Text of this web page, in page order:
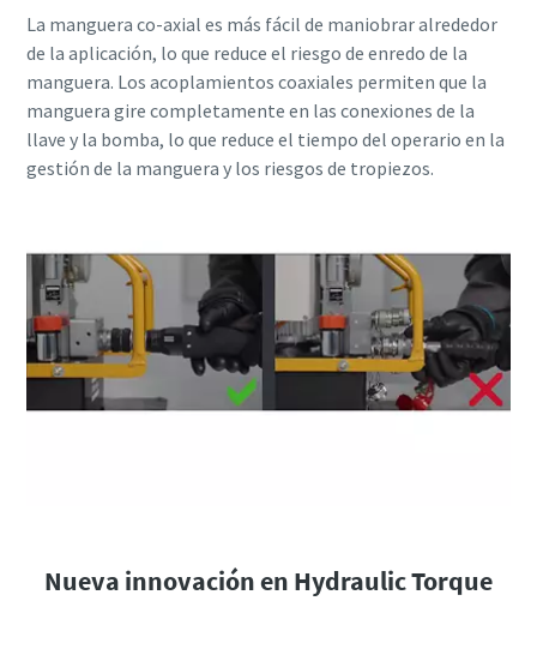
La manguera co-axial es más fácil de maniobrar alrededor
de la aplicación, lo que reduce el riesgo de enredo de la
manguera. Los acoplamientos coaxiales permiten que la
manguera gire completamente en las conexiones de la
llave y la bomba, lo que reduce el tiempo del operario en la
gestión de la manguera y los riesgos de tropiezos.​
Nueva innovación en Hydraulic Torque